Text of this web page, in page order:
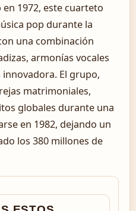
1972, este cuarteto
pop durante la
una combinación
armonías vocales
El grupo,
matrimoniales,
globales durante una
en 1982, dejando un
los 380 millones de